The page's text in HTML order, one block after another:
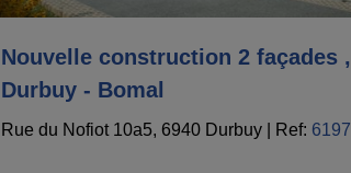
Nouvelle construction 2 façades ,
Durbuy - Bomal
Rue du Nofiot 10a5, 6940 Durbuy Ref: 6197